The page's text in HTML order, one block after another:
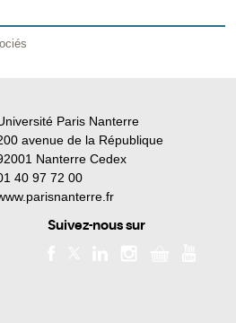
Paris Nanterre
avenue de la République
Nanterre Cedex
40 97 72 00
Suivez-nous sur